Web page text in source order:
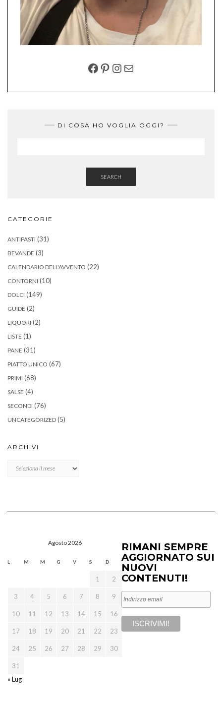
FACEBOOK
PINTEREST
INSTAGRAM
EMAIL
DI COSA HO VOGLIA OGGI?
SEARCH
CATEGORIE
ANTIPASTI (31)
BEVANDE (3)
CALENDARIO DELL'AVVENTO (22)
CONTORNI (10)
DOLCI (149)
GUIDE (2)
LIQUORI (2)
LISTE (1)
PANE (31)
PIATTO UNICO (67)
PRIMI (68)
SALSE (4)
SECONDI (76)
UNCATEGORIZED (5)
ARCHIVI
Agosto 2026
L M M G V S D
1 2
3 4 5 6 7 8 9
10 11 12 13 14 15 16
17 18 19 20 21 22 23
24 25 26 27 28 29 30
31
« Lug
RIMANI SEMPRE
AGGIORNATO SUI
NUOVI
CONTENUTI!